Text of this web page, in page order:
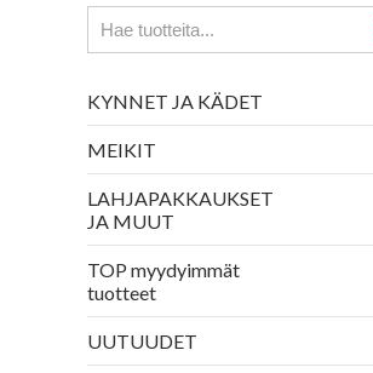
KYNNET JA KÄDET
MEIKIT
LAHJAPAKKAUKSET
JA MUUT
TOP myydyimmät
tuotteet
UUTUUDET